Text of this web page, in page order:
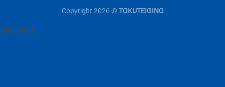
Copyright 2026 ©TOKUTEIGINO
[/lightbox]